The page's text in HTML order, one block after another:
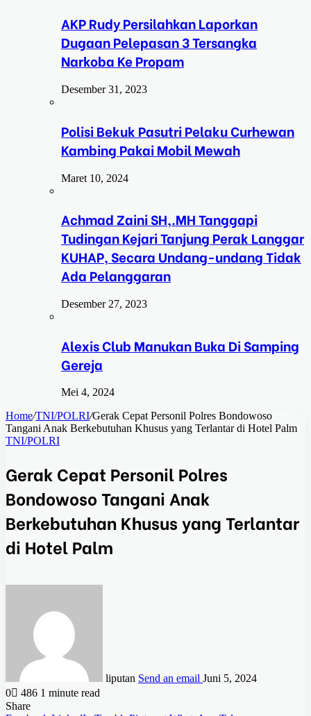
AKP Rudy Persilahkan Laporkan
Dugaan Pelepasan 3 Tersangka
Narkoba Ke Propam
Desember 31, 2023
Polisi Bekuk Pasutri Pelaku Curhewan
Kambing Pakai Mobil Mewah
Maret 10, 2024
Achmad Zaini SH,.MH Tanggapi
Tudingan Kejari Tanjung Perak Langgar
KUHAP, Secara Undang-undang Tidak
Ada Pelanggaran
Desember 27, 2023
Alexis Club Manukan Buka Di Samping
Gereja
Mei 4, 2024
Home/TNI/POLRI/Gerak Cepat Personil Polres Bondowoso
Tangani Anak Berkebutuhan Khusus yang Terlantar di Hotel Palm
TNI/POLRI
Gerak Cepat Personil Polres
Bondowoso Tangani Anak
Berkebutuhan Khusus yang Terlantar
di Hotel Palm
liputan Send an email Juni 5, 2024
0
486 1 minute read
Share